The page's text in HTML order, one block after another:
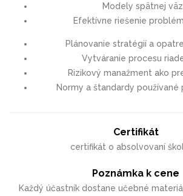
Modely spätnej
Efektívne riešenie
Plánovanie stratégií a
Vytváranie procesu
Rizikový manažment ako
Normy a štandardy používané
Certifikát
certifikát o absolvovaní
Poznámka k cene
Každý účastník dostane učebné